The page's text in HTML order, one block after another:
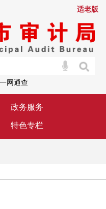
适老版
政务服务
特色专栏
一网通查